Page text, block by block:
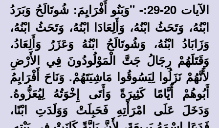
الآيات 20-29:-
"وَبَنُو أَفْرَايِمَ: شُوتَالَحُ وَبَرَدُ
ابْنُهُ، وَتَحَثُ ابْنُهُ، وَأَلِعَادَا ابْنُهُ، وَتَحَثُ ابْنُهُ،
وَزَابَادُ ابْنُهُ، وَشُوتَالَحُ ابْنُهُ وَعَزَرُ وَأَلِعَادُ،
وَقَتَلَهُمْ رِجَالُ جَتَّ الْمَوْلُودُونَ فِي الأَرْضِ
لأَنَّهُمْ نَزَلُوا لِيَسُوقُوا مَاشِيَتَهُمْ. وَنَاحَ أَفْرَايِمُ
أَبُوهُمْ أَيَّامًا كَثِيرَةً وَأَتَى إِخْوَتُهُ لِيُعَزُّوهُ.
وَدَخَلَ عَلَى امْرَأَتِهِ فَحَبِلَتْ وَوَلَدَتِ ابْنًا،